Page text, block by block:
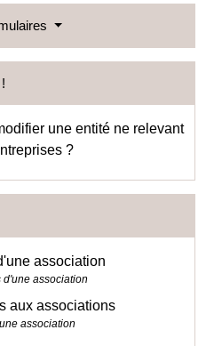
une entité ne relevant
?
association
association
aux associations
association